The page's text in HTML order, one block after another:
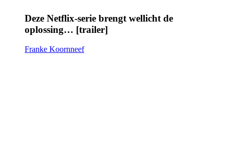
Deze Netflix-serie brengt wellicht de
oplossing… [trailer]
Franke Koornneef